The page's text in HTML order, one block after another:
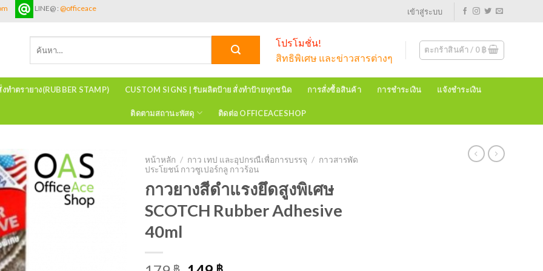
LINE@ : @officeace เข้าสู่ระบบ
โปรโมชั่น!
สิทธิพิเศษ และข่าวสารต่างๆ
ตะกร้าสินค้า / 0฿
งทำตรายาง(RUBBER STAMP) CUSTOM SIGNS | รับผลิตป้าย สั่งทำป้ายทุกชนิด การสั่งซื้อสินค้า การชำระเงิน แจ้งชำระเงิน
ติดตามสถานะพัสดุ ติดต่อ OFFICEACESHOP
หน้าหลัก / กาว เทป และอุปกรณืเพื่อการบรรจุ / กาวสารพัด
ประโยชน์ กาวซูเปอร์กลู กาวร้อน
กาวยางสีดำแรงยึดสูงพิเศษ
SCOTCH Rubber Adhesive
40ml